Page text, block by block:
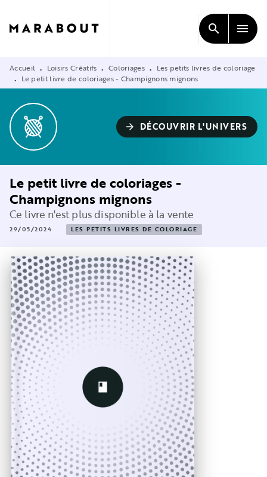
CONTENU
search menu
Accueil • Loisirs Créatifs • Coloriages • Les petits livres de coloriage
• Le petit livre de coloriages - Champignons mignons
arrow_forward DÉCOUVRIR L'UNIVERS
Le petit livre de coloriages -
Champignons mignons
Ce livre n'est plus disponible à la vente
29/05/2024 LES PETITS LIVRES DE COLORIAGE